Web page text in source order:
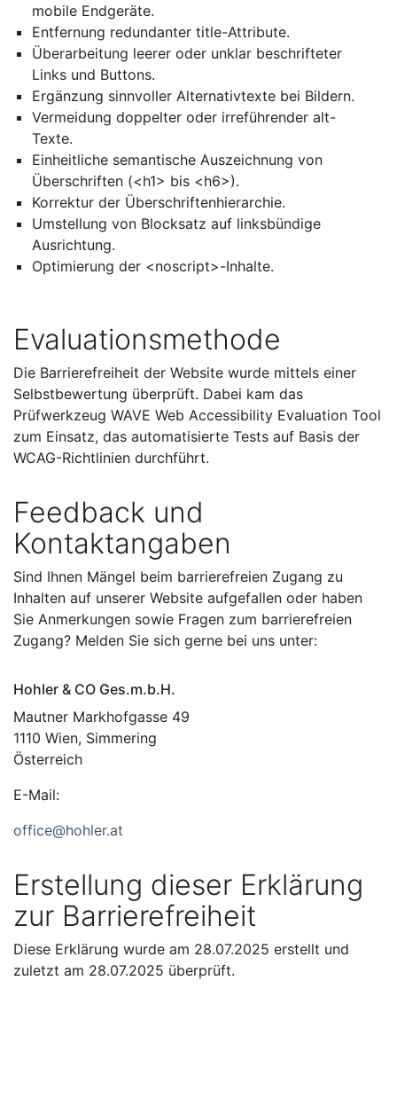
mobile Endgeräte.
Entfernung redundanter title-Attribute.
Überarbeitung leerer oder unklar beschrifteter
Links und Buttons.
Ergänzung sinnvoller Alternativtexte bei Bildern.
Vermeidung doppelter oder irreführender alt-
Texte.
Einheitliche semantische Auszeichnung von
Überschriften (<h1> bis <h6>).
Korrektur der Überschriftenhierarchie.
Umstellung von Blocksatz auf linksbündige
Ausrichtung.
Optimierung der <noscript>-Inhalte.
Evaluationsmethode
Die Barrierefreiheit der Website wurde mittels einer
Selbstbewertung überprüft. Dabei kam das
Prüfwerkzeug WAVE Web Accessibility Evaluation Tool
zum Einsatz, das automatisierte Tests auf Basis der
WCAG-Richtlinien durchführt.
Feedback und
Kontaktangaben
Sind Ihnen Mängel beim barrierefreien Zugang zu
Inhalten auf unserer Website aufgefallen oder haben
Sie Anmerkungen sowie Fragen zum barrierefreien
Zugang? Melden Sie sich gerne bei uns unter:
Hohler & CO Ges.m.b.H.
Mautner Markhofgasse 49
1110 Wien, Simmering
Österreich
E-Mail:
office@hohler.at
Erstellung dieser Erklärung
zur Barrierefreiheit
Diese Erklärung wurde am 28.07.2025 erstellt und
zuletzt am 28.07.2025 überprüft.